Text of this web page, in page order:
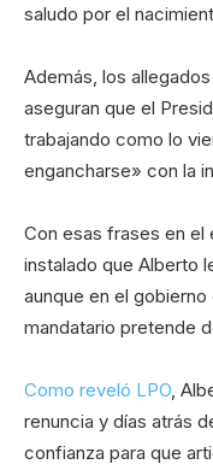
saludo por el
Además, los
aseguran que el
trabajando como lo
engancharse» con la
Con esas frases en el
instalado que Alberto
aunque en el
mandatario pretende
Como reveló LPO ,
renuncia y días atrás
confianza para que